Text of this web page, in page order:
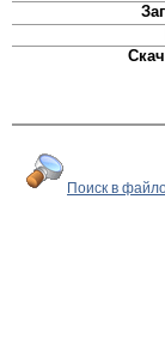
Поиск в